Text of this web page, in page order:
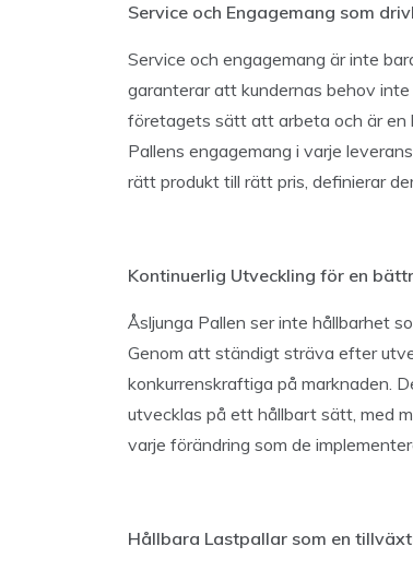
Service och Engagemang som
Service och engagemang är inte
garanterar att kundernas behov
företagets sätt att arbeta och är en
Pallens engagemang i varje
rätt produkt till rätt pris, definierar
Kontinuerlig Utveckling för en
Åsljunga Pallen ser inte hållbarhet
Genom att ständigt sträva efter
konkurrenskraftiga på marknaden.
utvecklas på ett hållbart sätt, med
varje förändring som de
Hållbara Lastpallar som en